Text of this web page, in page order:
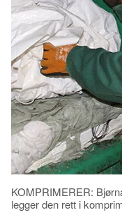
KOMPRIMERER:
legger den rett i